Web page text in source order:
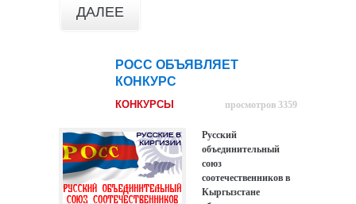
ДАЛЕЕ
РОСС ОБЪЯВЛЯЕТ
КОНКУРС
КОНКУРСЫ просмотров 3359
Русский
объединительный
союз
соотечественников в
Кыргызстане